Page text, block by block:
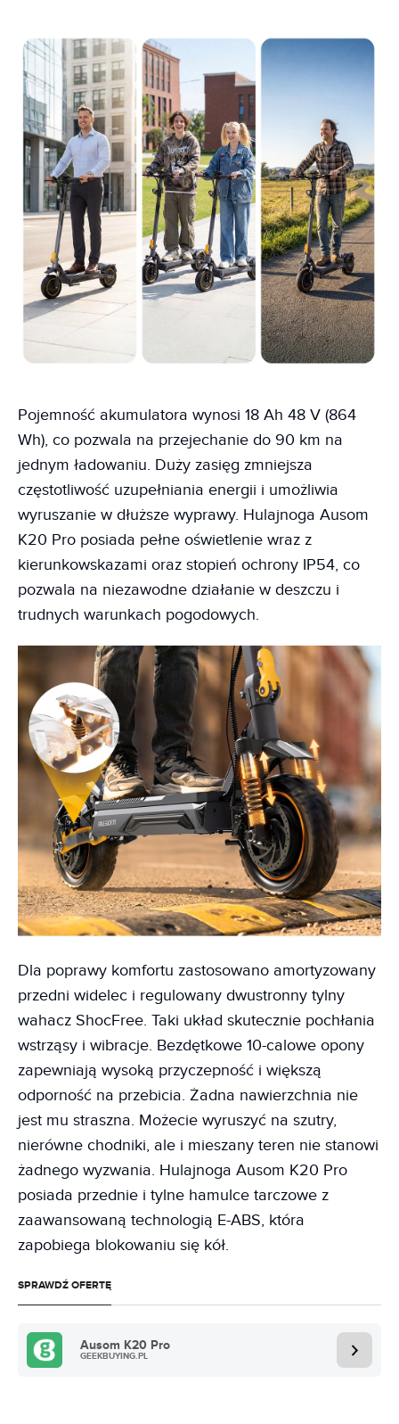
Pojemność akumulatora wynosi 18 Ah 48 V (864
Wh), co pozwala na przejechanie do 90 km na
jednym ładowaniu. Duży zasięg zmniejsza
częstotliwość uzupełniania energii i umożliwia
wyruszanie w dłuższe wyprawy. Hulajnoga Ausom
K20 Pro posiada pełne oświetlenie wraz z
kierunkowskazami oraz stopień ochrony IP54, co
pozwala na niezawodne działanie w deszczu i
trudnych warunkach pogodowych.
Dla poprawy komfortu zastosowano amortyzowany
przedni widelec i regulowany dwustronny tylny
wahacz ShocFree. Taki układ skutecznie pochłania
wstrząsy i wibracje. Bezdętkowe 10-calowe opony
zapewniają wysoką przyczepność i większą
odporność na przebicia. Żadna nawierzchnia nie
jest mu straszna. Możecie wyruszyć na szutry,
nierówne chodniki, ale i mieszany teren nie stanowi
żadnego wyzwania. Hulajnoga Ausom K20 Pro
posiada przednie i tylne hamulce tarczowe z
zaawansowaną technologią E-ABS, która
zapobiega blokowaniu się kół.
SPRAWDŹ OFERTĘ
Ausom K20 Pro
GEEKBUYING.PL